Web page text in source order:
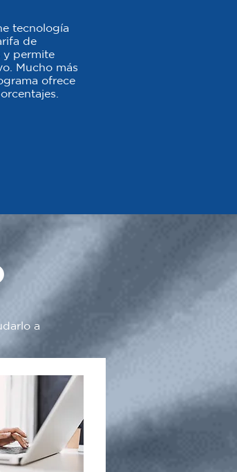
tecnología
de
y permite
Mucho más
ofrece
a